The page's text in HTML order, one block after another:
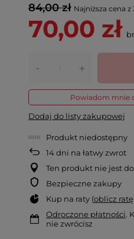
84,00 zł Najniższa cena
70,00 zł
- +
Powiadom mnie
Dodaj do listy zakupowej
Produkt niedostępny
14dni na łatwy zwrot
Ten produkt nie jest
Bezpieczne zakupy
Kup na raty (oblicz ratę
Odroczone płatności.
nie zwrócisz